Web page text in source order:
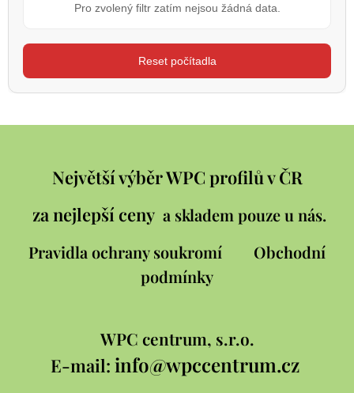
Pro zvolený filtr zatím nejsou žádná data.
Reset počítadla
Největší výběr WPC profilů v ČR
za nejlepší ceny a skladem pouze u nás.
Pravidla ochrany soukromí
Obchodní
podmínky
WPC centrum, s.r.o.
E-mail: info@wpccentrum.cz